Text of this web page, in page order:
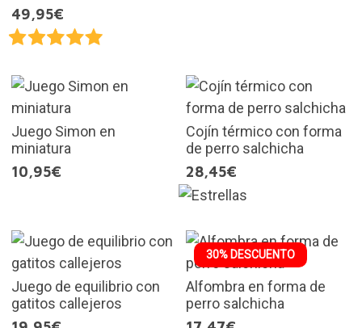
49,95€
Juego Simon en
miniatura
10,95€
Cojín térmico con forma
de perro salchicha
28,45€
Juego de equilibrio con
gatitos callejeros
30% DESCUENTO
Alfombra en forma de
perro salchicha